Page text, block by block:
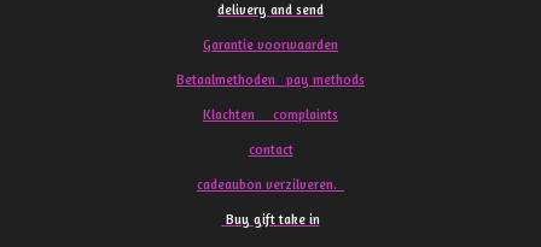
delivery and send
Garantie voorwaarden
Betaalmethoden pay methods
Klachten complaints
contact
cadeaubon verzilveren.
Buy gift take in